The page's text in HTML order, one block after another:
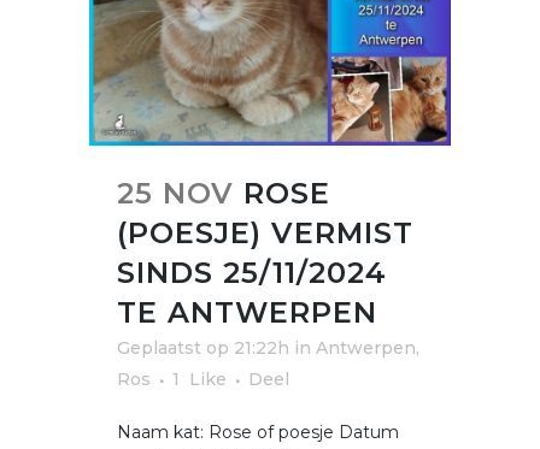
25 NOV ROSE
(POESJE) VERMIST
SINDS 25/11/2024
TE ANTWERPEN
Geplaatst op 21:22h in Antwerpen,
Ros
1 Like Deel
Naam kat: Rose of poesje Datum